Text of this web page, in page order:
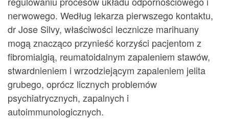
nerwowego. Według lekarza pierwszego kontaktu,
dr Jose Silvy, właściwości lecznicze marihuany
mogą znacząco przynieść korzyści pacjentom z
fibromialgią, reumatoidalnym zapaleniem stawów,
stwardnieniem i wrzodziejącym zapaleniem jelita
grubego, oprócz licznych problemów
psychiatrycznych, zapalnych i
autoimmunologicznych.